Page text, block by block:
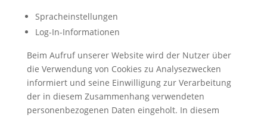
Spracheinstellungen
Log-In-Informationen
Beim Aufruf unserer Website wird der Nutzer über
die Verwendung von Cookies zu Analysezwecken
informiert und seine Einwilligung zur Verarbeitung
der in diesem Zusammenhang verwendeten
personenbezogenen Daten eingeholt. In diesem